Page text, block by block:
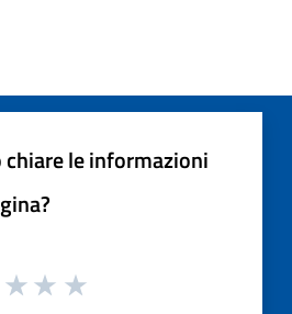
chiare le informazioni